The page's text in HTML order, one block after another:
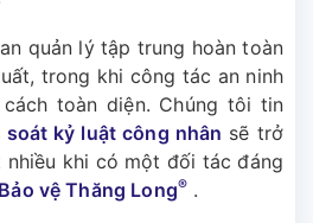
quản lý tập trung hoàn toàn
trong khi công tác an ninh
toàn diện. Chúng tôi tin
soát kỷ luật công nhân sẽ trở
nhiều khi có một đối tác đáng
Bảo vệ Thăng Long® .